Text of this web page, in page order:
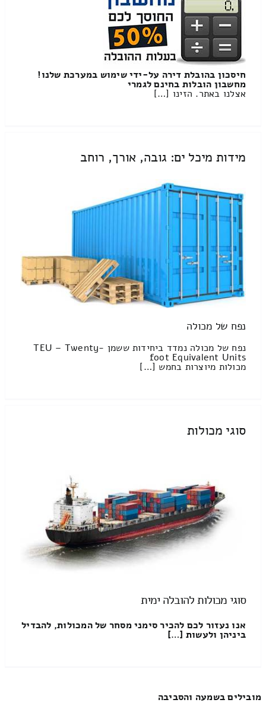
חיסכון בהובלת דירה על-ידי שימוש במערכת שלנו!
מחשבון הובלות בחינם לגמרי
אצלנו באתר. הזינו […]
מידות מיכל ים: גובה, אורך, רוחב
נפח של מכולה
נפח של מכולה נמדד ביחידות ששמן TEU – Twenty-
foot Equivalent Units
מכולות מיוצרות בחמש […]
סוגי מכולות
סוגי מכולות להובלה ימית
אנו נעזור לכם להכיר סימני מסחר של המכולות, להבדיל
ביניהן ולעשות […]
מובילים בשמעה והסביבה